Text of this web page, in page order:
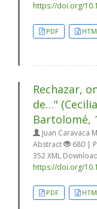
https://doi.org/
PDF
Rechazar,
de…"
Bartolomé,
Juan Caravaca
Abstract
680 |
352 XML
https://doi.org/
PDF